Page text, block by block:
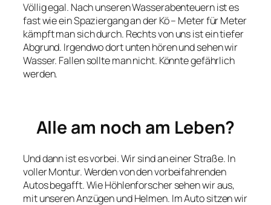
Völlig egal. Nach unseren Wasserabenteuern ist es
fast wie ein Spaziergang an der Kö – Meter für Meter
kämpft man sich durch. Rechts von uns ist ein tiefer
Abgrund. Irgendwo dort unten hören und sehen wir
Wasser. Fallen sollte man nicht. Könnte gefährlich
werden.
Alle am noch am Leben?
Und dann ist es vorbei. Wir sind an einer Straße. In
voller Montur. Werden von den vorbeifahrenden
Autos begafft. Wie Höhlenforscher sehen wir aus,
mit unseren Anzügen und Helmen. Im Auto sitzen wir